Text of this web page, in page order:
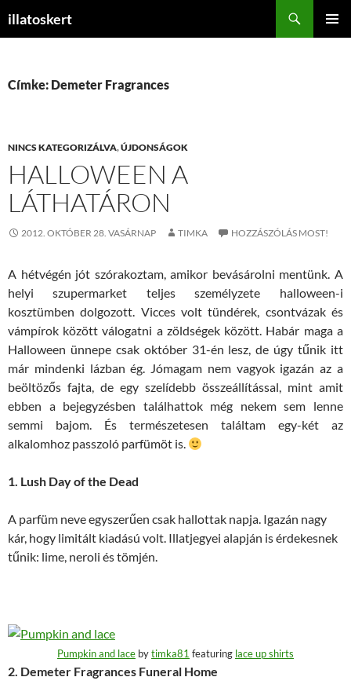
illatoskert
Címke: Demeter Fragrances
NINCS KATEGORIZÁLVA,ÚJDONSÁGOK
HALLOWEEN A
LÁTHATÁRON
2012. OKTÓBER 28. VASÁRNAP TIMKA HOZZÁSZÓLÁS MOST!
A hétvégén jót szórakoztam, amikor bevásárolni mentünk. A
helyi szupermarket teljes személyzete halloween-i
kosztümben dolgozott. Vicces volt tündérek, csontvázak és
vámpírok között válogatni a zöldségek között. Habár maga a
Halloween ünnepe csak október 31-én lesz, de úgy tűnik itt
már mindenki lázban ég. Jómagam nem vagyok igazán az a
beöltözős fajta, de egy szelídebb összeállítással, mint amit
ebben a bejegyzésben találhattok még nekem sem lenne
semmi bajom. És természetesen találtam egy-két az
alkalomhoz passzoló parfümöt is.
1. Lush Day of the Dead
A parfüm neve egyszerűen csak hallottak napja. Igazán nagy
kár, hogy limitált kiadású volt. Illatjegyei alapján is érdekesnek
tűnik: lime, neroli és tömjén.
Pumpkin and lace bytimka81 featuring lace up shirts
2. Demeter Fragrances Funeral Home